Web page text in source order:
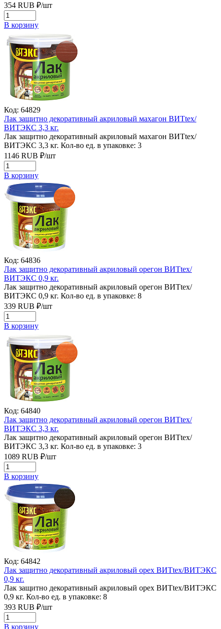
354 RUB ₽/шт
В корзину
Код: 64829
Лак защитно декоративный акриловый махагон ВИТtex/
ВИТЭКС 3,3 кг.
Лак защитно декоративный акриловый махагон ВИТtex/
ВИТЭКС 3,3 кг. Кол-во ед. в упаковке: 3
1146 RUB ₽/шт
В корзину
Код: 64836
Лак защитно декоративный акриловый орегон ВИТtex/
ВИТЭКС 0,9 кг.
Лак защитно декоративный акриловый орегон ВИТtex/
ВИТЭКС 0,9 кг. Кол-во ед. в упаковке: 8
339 RUB ₽/шт
В корзину
Код: 64840
Лак защитно декоративный акриловый орегон ВИТtex/
ВИТЭКС 3,3 кг.
Лак защитно декоративный акриловый орегон ВИТtex/
ВИТЭКС 3,3 кг. Кол-во ед. в упаковке: 3
1089 RUB ₽/шт
В корзину
Код: 64842
Лак защитно декоративный акриловый орех ВИТtex/ВИТЭКС
0,9 кг.
Лак защитно декоративный акриловый орех ВИТtex/ВИТЭКС
0,9 кг. Кол-во ед. в упаковке: 8
393 RUB ₽/шт
В корзину